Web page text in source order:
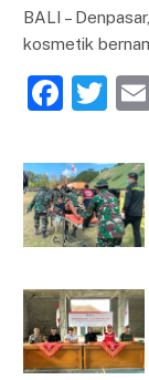
BALI –
kosmetik
F
c
e
b
o
k
T
itt
er